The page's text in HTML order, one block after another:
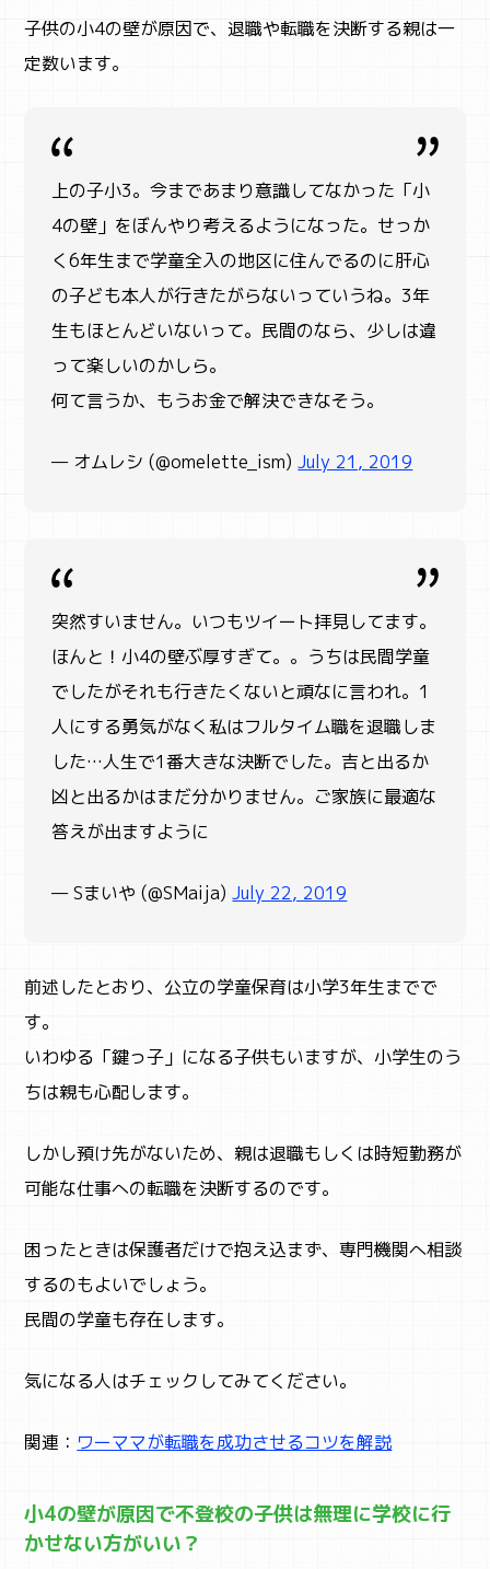
子供の小4の壁が原因で、退職や転職を決断する親は一
定数います。
上の子小3。今まであまり意識してなかった「小
4の壁」をぼんやり考えるようになった。せっか
く6年生まで学童全入の地区に住んでるのに肝心
の子ども本人が行きたがらないっていうね。3年
生もほとんどいないって。民間のなら、少しは違
って楽しいのかしら。
何て言うか、もうお金で解決できなそう。
— オムレシ (@omelette_ism)July 21, 2019
突然すいません。いつもツイート拝見してます。
ほんと！小4の壁ぶ厚すぎて。。うちは民間学童
でしたがそれも行きたくないと頑なに言われ。1
人にする勇気がなく私はフルタイム職を退職しま
した…人生で1番大きな決断でした。吉と出るか
凶と出るかはまだ分かりません。ご家族に最適な
答えが出ますように
— Sまいや (@SMaija)July 22, 2019
前述したとおり、公立の学童保育は小学3年生までで
す。
いわゆる「鍵っ子」になる子供もいますが、小学生のう
ちは親も心配します。
しかし預け先がないため、親は退職もしくは時短勤務が
可能な仕事への転職を決断するのです。
困ったときは保護者だけで抱え込まず、専門機関へ相談
するのもよいでしょう。
民間の学童も存在します。
気になる人はチェックしてみてください。
関連： ワーママが転職を成功させるコツを解説
小4の壁が原因で不登校の子供は無理に学校に行
かせない方がいい？